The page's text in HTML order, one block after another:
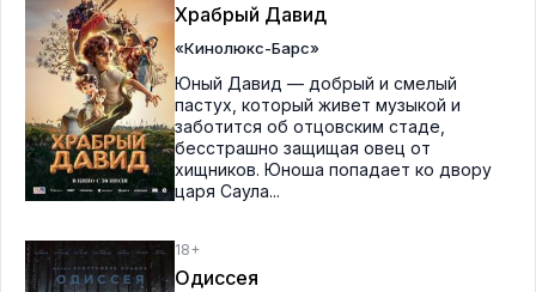
Храбрый Давид
«Кинолюкс-Барс»
Юный Давид — добрый и смелый
пастух, который живет музыкой и
заботится об отцовским стаде,
бесстрашно защищая овец от
хищников. Юноша попадает ко двору
царя Саула...
18+
Одиссея